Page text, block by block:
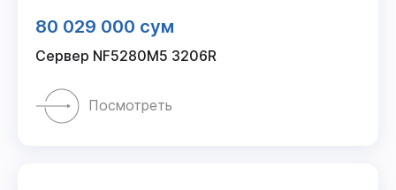
80 029 000 сум
Сервер NF5280M5 3206R
Посмотреть